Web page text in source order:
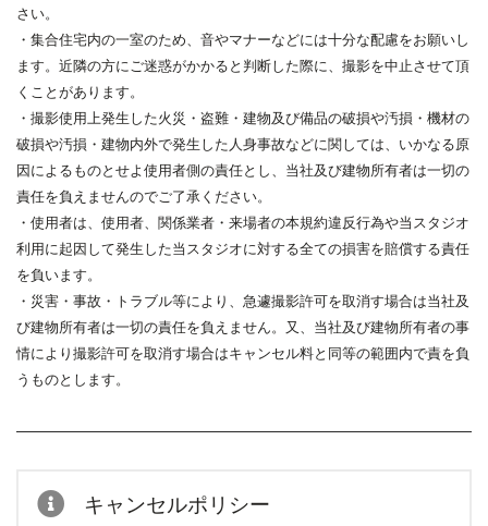
さい。
・集合住宅内の一室のため、音やマナーなどには十分な配慮をお願いし
ます。近隣の方にご迷惑がかかると判断した際に、撮影を中止させて頂
くことがあります。
・撮影使用上発生した火災・盗難・建物及び備品の破損や汚損・機材の
破損や汚損・建物内外で発生した人身事故などに関しては、いかなる原
因によるものとせよ使用者側の責任とし、当社及び建物所有者は一切の
責任を負えませんのでご了承ください。
・使用者は、使用者、関係業者・来場者の本規約違反行為や当スタジオ
利用に起因して発生した当スタジオに対する全ての損害を賠償する責任
を負います。
・災害・事故・トラブル等により、急遽撮影許可を取消す場合は当社及
び建物所有者は一切の責任を負えません。又、当社及び建物所有者の事
情により撮影許可を取消す場合はキャンセル料と同等の範囲内で責を負
うものとします。
キャンセルポリシー